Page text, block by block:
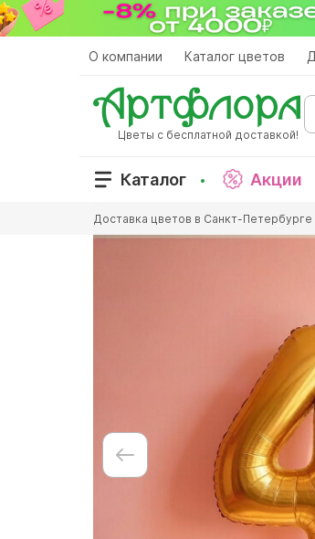
Перейти
к
О компании Каталог цветов
Цветы с бесплатной доставкой!
Каталог Акции
здесь
Доставка цветов в Санкт-Петербурге